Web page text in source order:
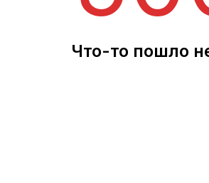
Что-то пошло